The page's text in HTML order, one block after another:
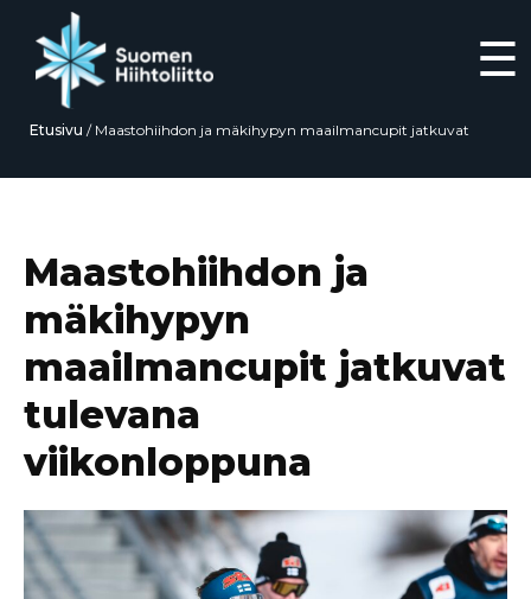
☰
Etusivu / Maastohiihdon ja mäkihypyn maailmancupit jatkuvat
Maastohiihdon ja
mäkihypyn
maailmancupit jatkuvat
tulevana
viikonloppuna